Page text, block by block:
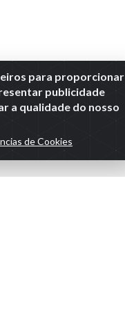
para proporcionar
publicidade
a qualidade do nosso
de Cookies